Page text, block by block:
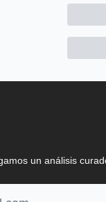
un análisis